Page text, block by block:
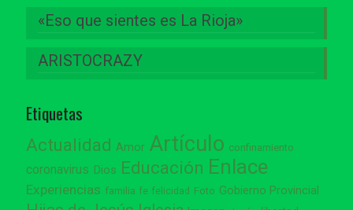
«Eso que sientes es La Rioja»
ARISTOCRAZY
Etiquetas
Actualidad Amor Artículo confinamiento
coronavirus Dios Educación Enlace
Experiencias familia fe felicidad Foto Gobierno Provincial